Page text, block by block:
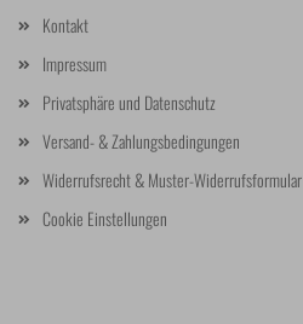
Kontakt
Impressum
Privatsphäre und Datenschutz
Versand- & Zahlungsbedingungen
Widerrufsrecht & Muster-Widerrufsformular
Cookie Einstellungen